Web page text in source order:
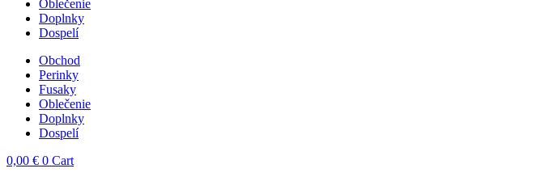
Oblečenie
Doplnky
Dospelí
Obchod
Perinky
Fusaky
Oblečenie
Doplnky
Dospelí
0,00 € 0 Cart